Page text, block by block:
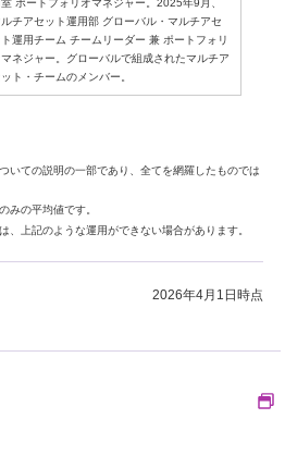
室 ポートフォリオマネジャー。2025年9月、
チアセット運用部 グローバル・マルチアセ
ト運用チーム チームリーダー 兼 ポートフォリ
マネジャー。グローバルで組成されたマルチア
ト・チームのメンバー。
いての説明の一部であり、全てを網羅したものでは
みの平均値です。
、上記のような運用ができない場合があります。
2026年4月1日時点